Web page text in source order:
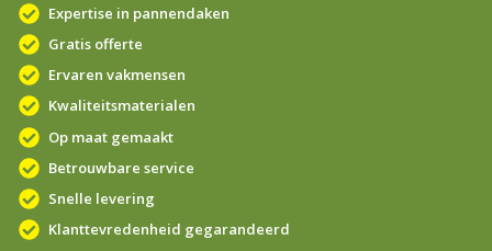
Expertise in pannendaken
Gratis offerte
Ervaren vakmensen
Kwaliteitsmaterialen
Op maat gemaakt
Betrouwbare service
Snelle levering
Klanttevredenheid gegarandeerd